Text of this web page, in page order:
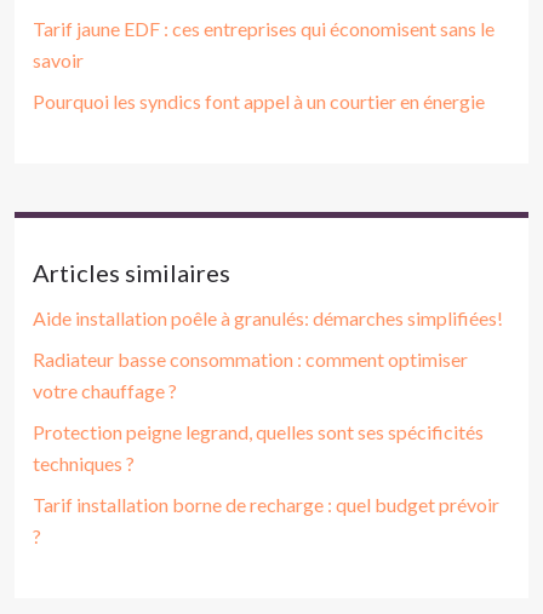
Tarif jaune EDF : ces entreprises qui économisent sans le
savoir
Pourquoi les syndics font appel à un courtier en énergie
Articles similaires
Aide installation poêle à granulés: démarches simplifiées!
Radiateur basse consommation : comment optimiser
votre chauffage ?
Protection peigne legrand, quelles sont ses spécificités
techniques ?
Tarif installation borne de recharge : quel budget prévoir
?